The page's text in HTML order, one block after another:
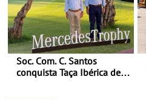
suporte contínuo ao cliente
Soc. Com. C. Santos
conquista Taça Ibérica de